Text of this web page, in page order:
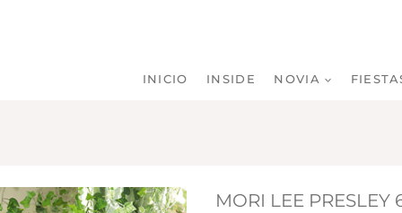
INICIO INSIDE NOVIA
MORI LEE PRESLEY